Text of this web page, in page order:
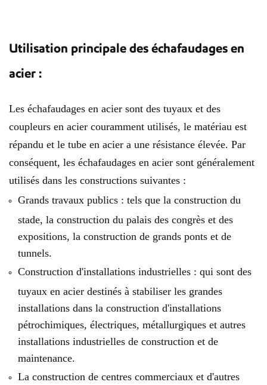
Utilisation principale des échafaudages en
acier :
Les échafaudages en acier sont des tuyaux et des
coupleurs en acier couramment utilisés, le matériau est
répandu et le tube en acier a une résistance élevée. Par
conséquent, les échafaudages en acier sont généralement
utilisés dans les constructions suivantes :
Grands travaux publics : tels que la construction du
stade, la construction du palais des congrès et des
expositions, la construction de grands ponts et de
tunnels.
Construction d'installations industrielles : qui sont des
tuyaux en acier destinés à stabiliser les grandes
installations dans la construction d'installations
pétrochimiques, électriques, métallurgiques et autres
installations industrielles de construction et de
maintenance.
La construction de centres commerciaux et d'autres